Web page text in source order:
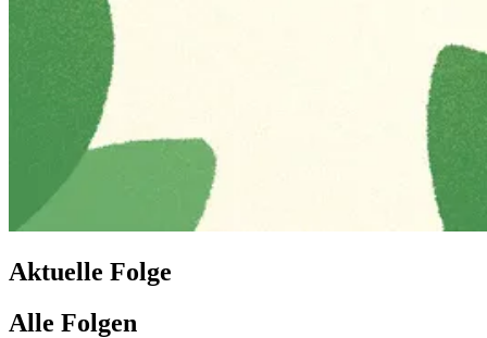
Aktuelle Folge
Alle Folgen